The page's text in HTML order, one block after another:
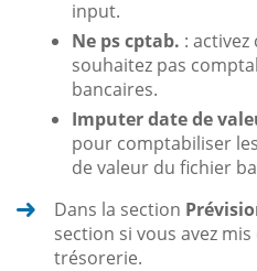
input.
Ne ps cptab. :
souhaitez pas
bancaires.
Imputer date de
pour comptabiliser
de valeur du fichier
Dans la section
section si vous avez
trésorerie.